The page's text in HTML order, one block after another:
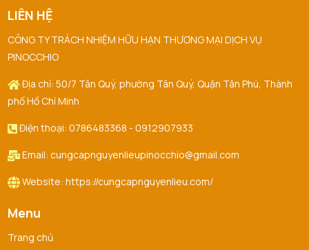
LIÊN HỆ
CÔNG TY TRÁCH NHIỆM HỮU HẠN THƯƠNG MẠI DỊCH VỤ
PINOCCHIO
Địa chỉ: 50/7 Tân Quý, phường Tân Quý, Quận Tân Phú, Thành
phố Hồ Chí Minh
Điện thoại: 0786483368 - 0912907933
Email: cungcapnguyenlieupinocchio@gmail.com
Website: https://cungcapnguyenlieu.com/
Menu
Trang chủ